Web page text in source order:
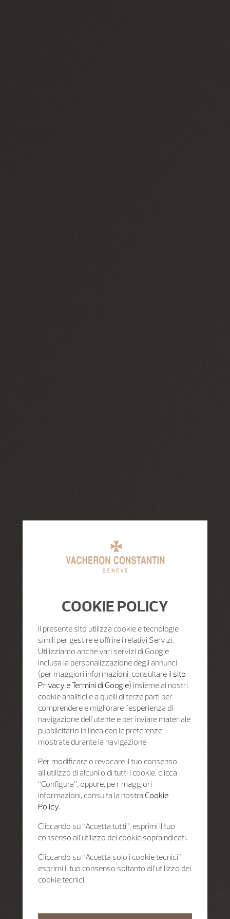
COOKIE POLICY
Il presente sito utilizza cookie e tecnologie
simili per gestire e offrire i relativi Servizi.
Utilizziamo anche vari servizi di Google
inclusa la personalizzazione degli annunci
(per maggiori informazioni, consultare il sito
Privacy e Termini di Google) insieme ai nostri
cookie analitici e a quelli di terze parti per
comprendere e migliorare l'esperienza di
navigazione dell'utente e per inviare materiale
pubblicitario in linea con le preferenze
mostrate durante la navigazione
Per modificare o revocare il tuo consenso
all’utilizzo di alcuni o di tutti i cookie, clicca
“Configura”, oppure, pe r maggiori
informazioni, consulta la nostra Cookie
Policy.
Cliccando su “Accetta tutti”, esprimi il tuo
consenso all’utilizzo dei cookie sopraindicati.
Cliccando su “Accetta solo i cookie tecnici”,
esprimi il tuo consenso soltanto all’utilizzo dei
cookie tecnici.